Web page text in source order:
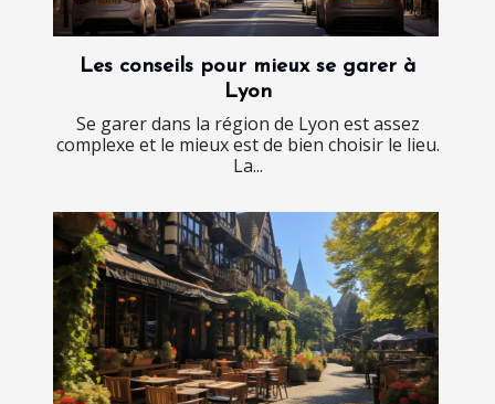
Les conseils pour mieux se garer à
Lyon
Se garer dans la région de Lyon est assez
complexe et le mieux est de bien choisir le lieu.
La...